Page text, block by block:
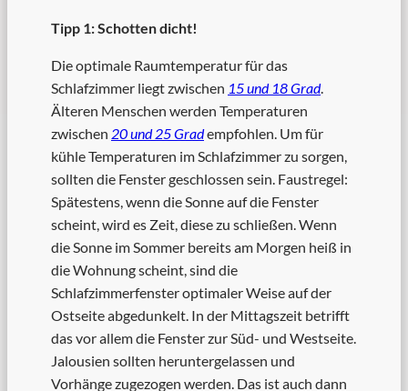
Tipp 1: Schotten dicht!
Die optimale Raumtemperatur für das
Schlafzimmer liegt zwischen 15 und 18 Grad.
Älteren Menschen werden Temperaturen
zwischen 20 und 25 Gradempfohlen. Um für
kühle Temperaturen im Schlafzimmer zu sorgen,
sollten die Fenster geschlossen sein. Faustregel:
Spätestens, wenn die Sonne auf die Fenster
scheint, wird es Zeit, diese zu schließen. Wenn
die Sonne im Sommer bereits am Morgen heiß in
die Wohnung scheint, sind die
Schlafzimmerfenster optimaler Weise auf der
Ostseite abgedunkelt. In der Mittagszeit betrifft
das vor allem die Fenster zur Süd- und Westseite.
Jalousien sollten heruntergelassen und
Vorhänge zugezogen werden. Das ist auch dann